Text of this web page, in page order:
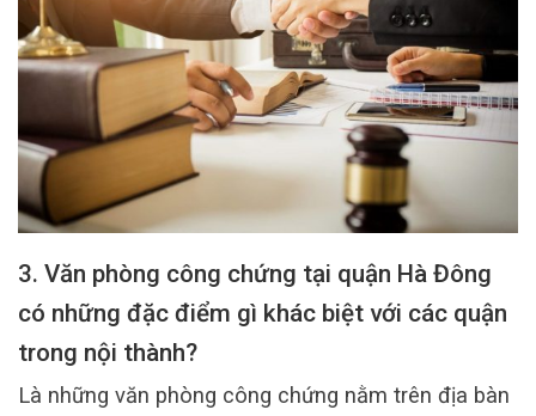
3. Văn phòng công chứng tại quận Hà Đông
có những đặc điểm gì khác biệt với các quận
trong nội thành?
Là những văn phòng công chứng nằm trên địa bàn